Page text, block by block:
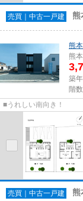
売買｜中古一戸建 熊
熊
熊
築
階
■うれしい南向き！
売買｜中古一戸建 熊